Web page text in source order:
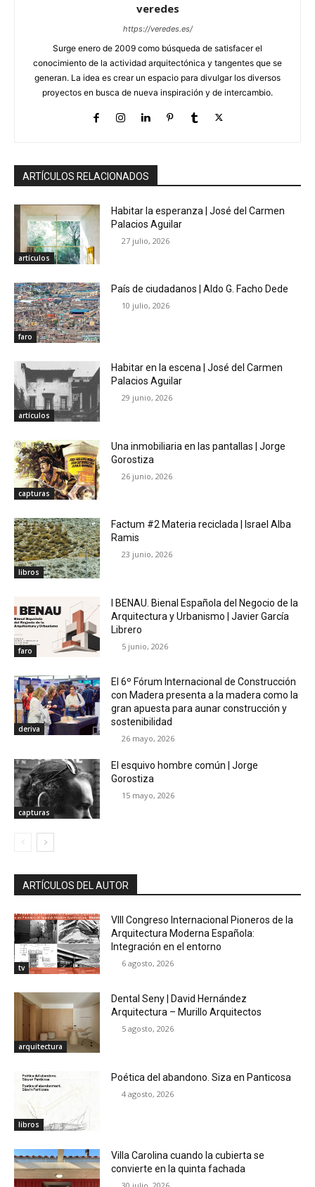
veredes
https://veredes.es/
Surge enero de 2009 como búsqueda de satisfacer el
conocimiento de la actividad arquitectónica y tangentes que se
generan. La idea es crear un espacio para divulgar los diversos
proyectos en busca de nueva inspiración y de intercambio.
ARTÍCULOS RELACIONADOS
artículos
Habitar la esperanza | José del Carmen
Palacios Aguilar
27 julio, 2026
faro
País de ciudadanos | Aldo G. Facho Dede
10 julio, 2026
artículos
Habitar en la escena | José del Carmen
Palacios Aguilar
29 junio, 2026
capturas
Una inmobiliaria en las pantallas | Jorge
Gorostiza
26 junio, 2026
libros
Factum #2 Materia reciclada | Israel Alba
Ramis
23 junio, 2026
faro
I BENAU. Bienal Española del Negocio de la
Arquitectura y Urbanismo | Javier García
Librero
5 junio, 2026
deriva
El 6º Fórum Internacional de Construcción
con Madera presenta a la madera como la
gran apuesta para aunar construcción y
sostenibilidad
26 mayo, 2026
capturas
El esquivo hombre común | Jorge
Gorostiza
15 mayo, 2026
ARTÍCULOS DEL AUTOR
tv
VIII Congreso Internacional Pioneros de la
Arquitectura Moderna Española:
Integración en el entorno
6 agosto, 2026
arquitectura
Dental Seny | David Hernández
Arquitectura – Murillo Arquitectos
5 agosto, 2026
libros
Poética del abandono. Siza en Panticosa
4 agosto, 2026
Villa Carolina cuando la cubierta se
convierte en la quinta fachada